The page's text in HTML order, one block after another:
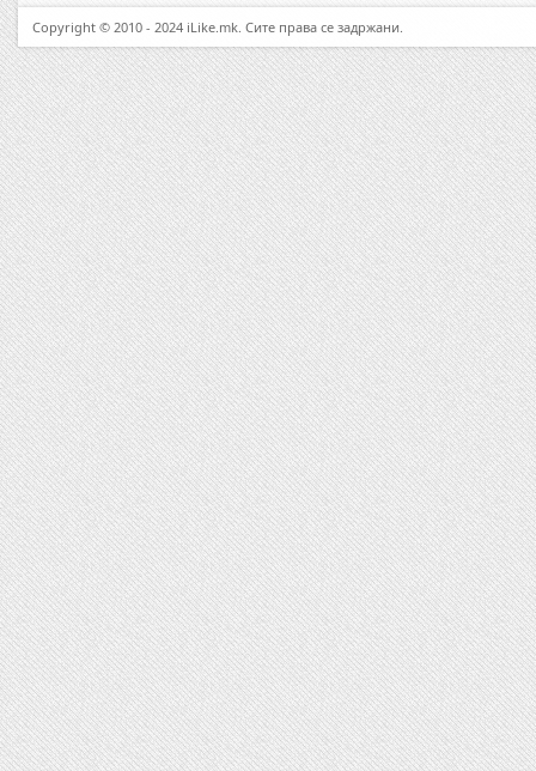
Copyright © 2010 - 2024 iLike.mk. Сите права се задржани.